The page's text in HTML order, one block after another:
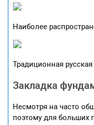
Наиболее
Традиционная
Закладка
Несмотря на часто
поэтому для больших